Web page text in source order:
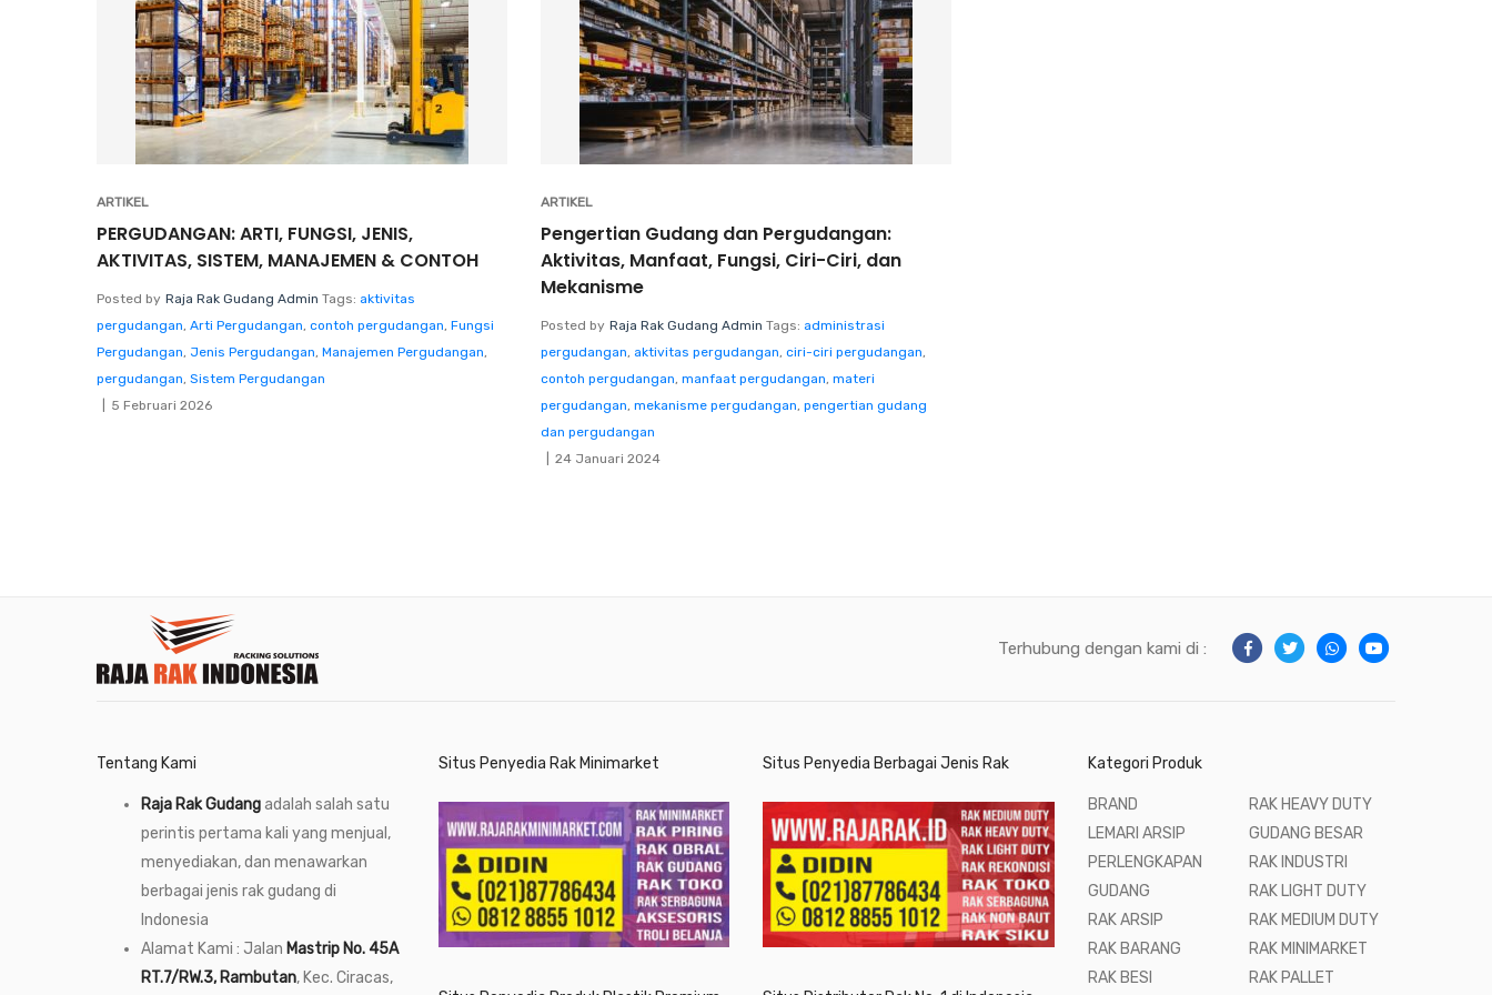
ARTIKEL
PERGUDANGAN: ARTI, FUNGSI, JENIS,
AKTIVITAS, SISTEM, MANAJEMEN & CONTOH
Posted by Raja Rak Gudang Admin Tags: aktivitas
pergudangan, Arti Pergudangan, contoh pergudangan, Fungsi
Pergudangan, Jenis Pergudangan, Manajemen Pergudangan,
pergudangan, Sistem Pergudangan
5 Februari 2026
ARTIKEL
Pengertian Gudang dan Pergudangan:
Aktivitas, Manfaat, Fungsi, Ciri-Ciri, dan
Mekanisme
Posted by Raja Rak Gudang Admin Tags: administrasi
pergudangan, aktivitas pergudangan, ciri-ciri pergudangan,
contoh pergudangan, manfaat pergudangan, materi
pergudangan, mekanisme pergudangan, pengertian gudang
dan pergudangan
24 Januari 2024
Terhubung dengan kami di :
Tentang Kami
Raja Rak Gudangadalah salah satu
perintis pertama kali yang menjual,
menyediakan, dan menawarkan
berbagai jenis rak gudang di
Indonesia
Alamat Kami : Jalan Mastrip No. 45A
RT.7/RW.3, Rambutan, Kec. Ciracas,
Situs Penyedia Rak Minimarket Situs Penyedia Berbagai Jenis Rak Kategori Produk
BRAND
LEMARI ARSIP
PERLENGKAPAN
GUDANG
RAK ARSIP
RAK BARANG
RAK BESI
RAK HEAVY DUTY
GUDANG BESAR
RAK INDUSTRI
RAK LIGHT DUTY
RAK MEDIUM DUTY
RAK MINIMARKET
RAK PALLET